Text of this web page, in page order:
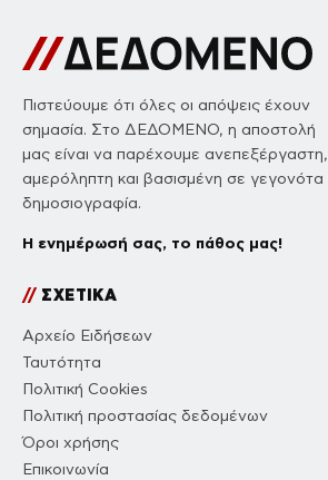
Πιστεύουμε ότι όλες οι απόψεις έχουν
σημασία. Στο ΔΕΔΟΜΕΝΟ, η αποστολή
μας είναι να παρέχουμε ανεπεξέργαστη,
αμερόληπτη και βασισμένη σε γεγονότα
δημοσιογραφία.
Η ενημέρωσή σας, το πάθος μας!
//ΣΧΕΤΙΚΑ
Αρχείο Ειδήσεων
Ταυτότητα
Πολιτική Cookies
Πολιτική προστασίας δεδομένων
Όροι χρήσης
Επικοινωνία